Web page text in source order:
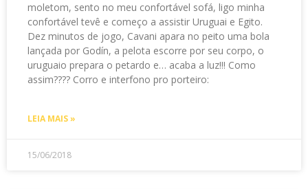
moletom, sento no meu confortável sofá, ligo minha
confortável tevê e começo a assistir Uruguai e Egito.
Dez minutos de jogo, Cavani apara no peito uma bola
lançada por Godín, a pelota escorre por seu corpo, o
uruguaio prepara o petardo e… acaba a luz!!! Como
assim???? Corro e interfono pro porteiro:
LEIA MAIS »
15/06/2018